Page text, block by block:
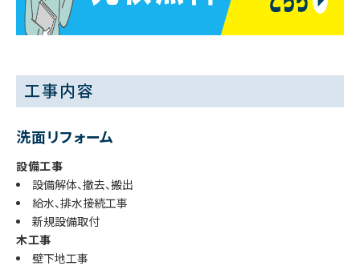
工事内容
洗面リフォーム
設備工事
設備解体、撤去、搬出
給水、排水接続工事
新規設備取付
木工事
壁下地工事